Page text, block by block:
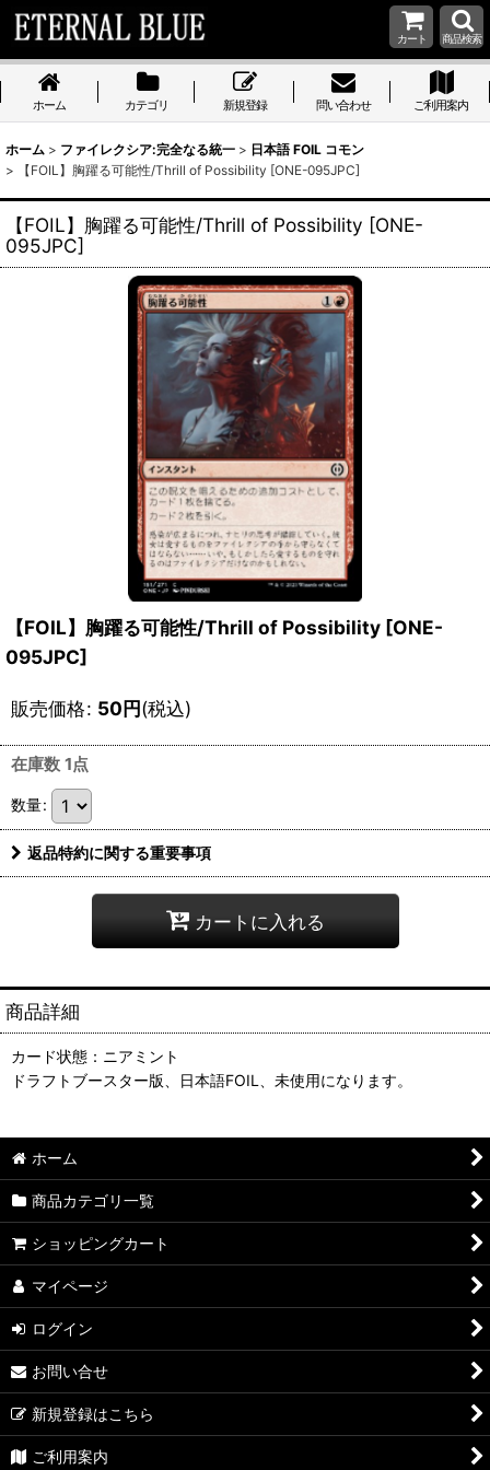
カート 商品検索
ホーム カテゴリ 新規登録 問い合わせ ご利用案内
ホーム > ファイレクシア:完全なる統一 > 日本語 FOIL コモン
>
【FOIL】胸躍る可能性/Thrill of Possibility [ONE-095JPC]
【FOIL】胸躍る可能性/Thrill of Possibility [ONE-
095JPC]
【FOIL】胸躍る可能性/Thrill of Possibility [ONE-
095JPC]
販売価格: 50円(税込)
在庫数 1点
数量:
返品特約に関する重要事項
カートに入れる
商品詳細
カード状態：ニアミント
ドラフトブースター版、日本語FOIL、未使用になります。
ホーム
商品カテゴリ一覧
ショッピングカート
マイページ
ログイン
お問い合せ
新規登録はこちら
ご利用案内